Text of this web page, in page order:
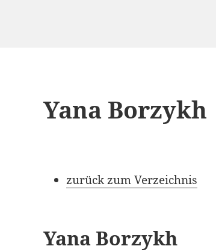
Yana Borzykh
zurück zum Verzeichnis
Yana Borzykh